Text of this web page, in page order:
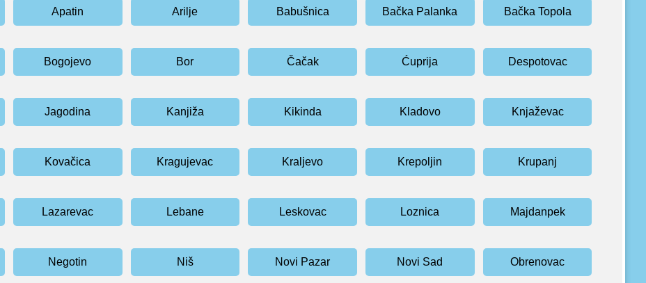
Apatin Arilje Babušnica Bačka Palanka Bačka Topola
Bogojevo Bor Čačak Ćuprija Despotovac
Jagodina Kanjiža Kikinda Kladovo Knjaževac
Kovačica Kragujevac Kraljevo Krepoljin Krupanj
Lazarevac Lebane Leskovac Loznica Majdanpek
Negotin Niš Novi Pazar Novi Sad Obrenovac